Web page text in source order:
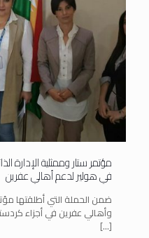
مؤتمر ستار وممثلية الإدارة
في هولير لدعم أهالي عفرين
ضمن الحملة التي أطلقتها
وأهالي عفرين في أجزاء
[…]